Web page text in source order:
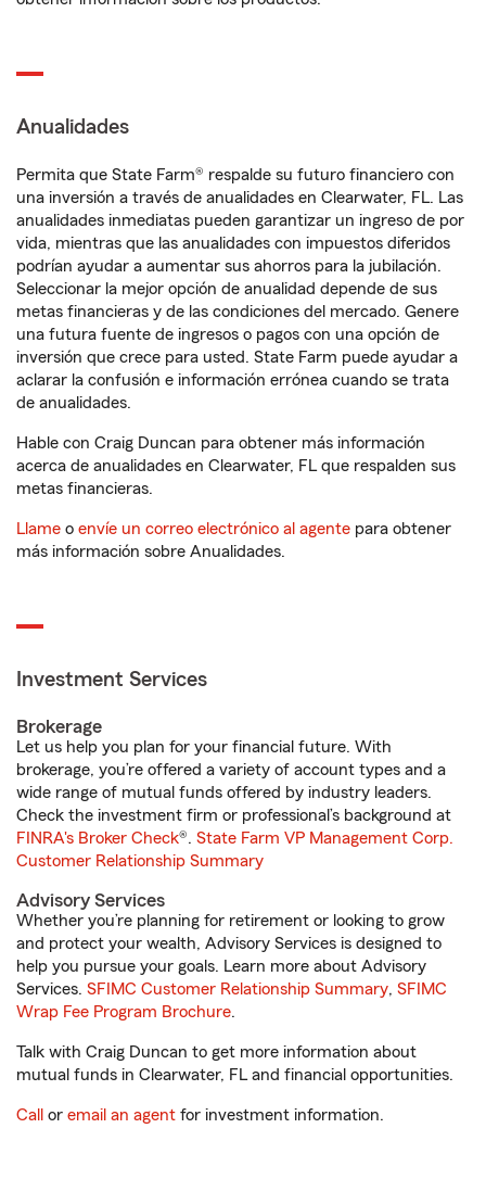
Anualidades
Permita que State Farm® respalde su futuro financiero con
una inversión a través de anualidades en Clearwater, FL. Las
anualidades inmediatas pueden garantizar un ingreso de por
vida, mientras que las anualidades con impuestos diferidos
podrían ayudar a aumentar sus ahorros para la jubilación.
Seleccionar la mejor opción de anualidad depende de sus
metas financieras y de las condiciones del mercado. Genere
una futura fuente de ingresos o pagos con una opción de
inversión que crece para usted. State Farm puede ayudar a
aclarar la confusión e información errónea cuando se trata
de anualidades.
Hable con Craig Duncan para obtener más información
acerca de anualidades en Clearwater, FL que respalden sus
metas financieras.
Llame o envíe un correo electrónico al agente para obtener
más información sobre Anualidades.
Investment Services
Brokerage
Let us help you plan for your financial future. With
brokerage, you’re offered a variety of account types and a
wide range of mutual funds offered by industry leaders.
Check the investment firm or professional’s background at
FINRA's Broker Check®. State Farm VP Management Corp.
Customer Relationship Summary
Advisory Services
Whether you’re planning for retirement or looking to grow
and protect your wealth, Advisory Services is designed to
help you pursue your goals. Learn more about Advisory
Services. SFIMC Customer Relationship Summary, SFIMC
Wrap Fee Program Brochure.
Talk with Craig Duncan to get more information about
mutual funds in Clearwater, FL and financial opportunities.
Call or email an agent for investment information.